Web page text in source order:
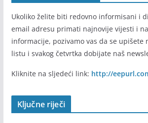
Ukoliko želite biti redovno informisani i
email adresu primati najnovije vijesti i
informacije, pozivamo vas da se upišete
listu i svakog četvrtka dobijate naš
Kliknite na sljedeći link: http://
Ključne riječi